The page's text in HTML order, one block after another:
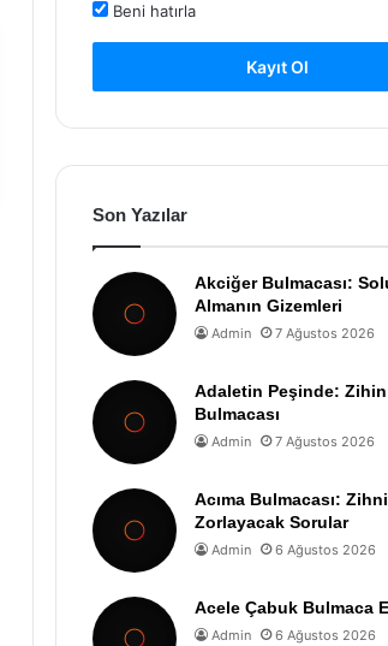
Beni hatırla
Kayıt Ol
Son Yazılar
Akciğer Bulmacası:
Almanın Gizemleri
Admin 7 Ağustos 2026
Adaletin Peşinde: Zihin
Bulmacası
Admin 7 Ağustos 2026
Acıma Bulmacası:
Zorlayacak Sorular
Admin 6 Ağustos 2026
Acele Çabuk Bulmaca
Admin 6 Ağustos 2026